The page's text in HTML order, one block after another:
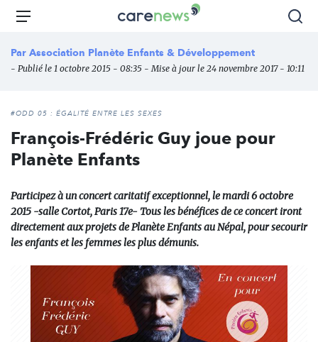
Aller
principal
Carenews,
média
des
l'engagement
Menu
Par Association Planète Enfants & Développement
- Publié le 1 octobre 2015 - 08:35 - Mise à jour le 24 novembre 2017 - 10:11
#ODD 05 : ÉGALITÉ ENTRE LES SEXES
François-Frédéric Guy joue pour
Planète Enfants
Participez à un concert caritatif exceptionnel, le mardi 6 octobre
2015 -salle Cortot, Paris 17e- Tous les bénéfices de ce concert iront
directement aux projets de Planète Enfants au Népal, pour secourir
les enfants et les femmes les plus démunis.